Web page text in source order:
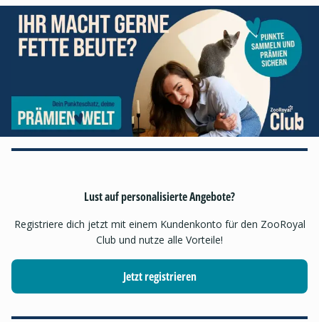
Lust auf personalisierte Angebote?
Registriere dich jetzt mit einem Kundenkonto für den ZooRoyal
Club und nutze alle Vorteile!
Jetzt registrieren